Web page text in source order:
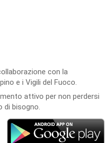
con la
e i Vigili del Fuoco.
attivo per non perdersi
di bisogno.